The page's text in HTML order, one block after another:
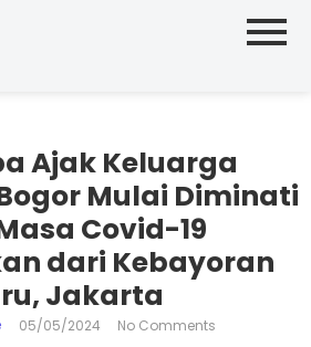
Ajak Keluarga
Mulai Diminati
Covid-19
dari Kebayoran
Jakarta
05/05/2024 No Comments